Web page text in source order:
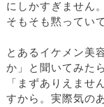
にしかすぎません。
そもそも黙ってい
とあるイケメン美
か」と聞いてみたら
「まずありえませ
すから。実際気の